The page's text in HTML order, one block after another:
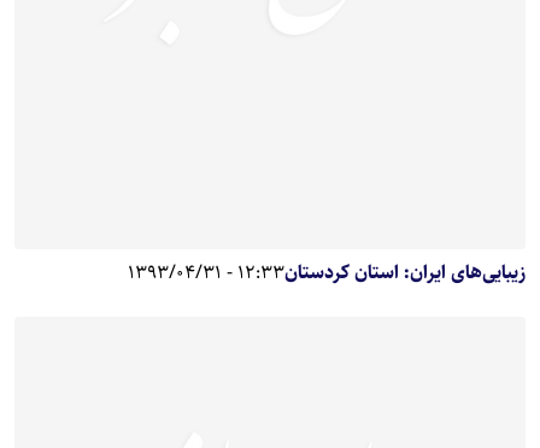
زیبایی‌های ایران: استان کردستان12:33 - 1393/04/31